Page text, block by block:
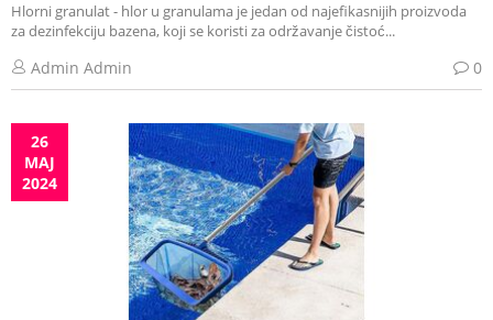
Hlorni granulat - hlor u granulama je jedan od najefikasnijih proizvoda
za dezinfekciju bazena, koji se koristi za održavanje čistoć...
Admin Admin 0
26
MAJ
2024